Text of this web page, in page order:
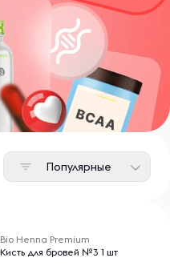
Популярные
Bio Henna Premium
Кисть для бровей №3 1 шт